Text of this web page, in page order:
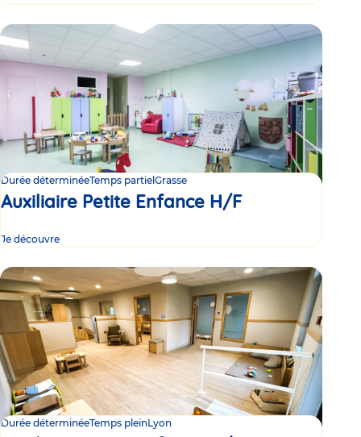
Durée déterminéeTemps partiel Grasse
Auxiliaire Petite Enfance H/F
Je découvre
Durée déterminéeTemps pleinLyon